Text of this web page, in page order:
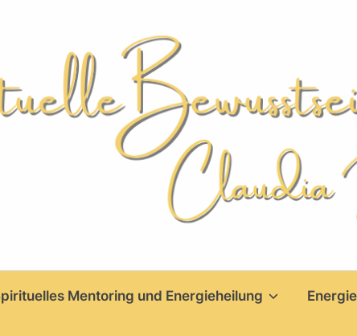
Mentoring und Energieheilung